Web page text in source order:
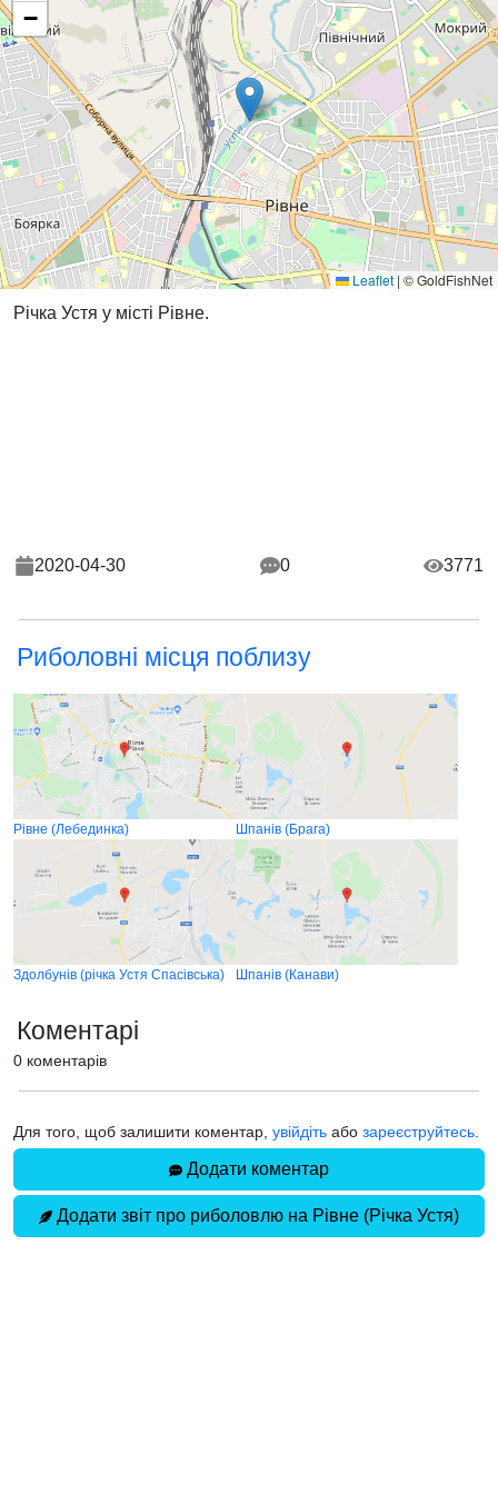
−
Leaflet|© GoldFishNet
Річка Устя у місті Рівне.
2020-04-30 0 3771
Риболовні місця поблизу
Рівне (Лебединка) Шпанів (Брага)
Здолбунів (річка Устя Спасівська) Шпанів (Канави)
Коментарі
0 коментарів
Для того, щоб залишити коментар, увійдіть або зареєструйтесь
Додати коментар
Додати звіт про риболовлю на Рівне (Річка Устя)